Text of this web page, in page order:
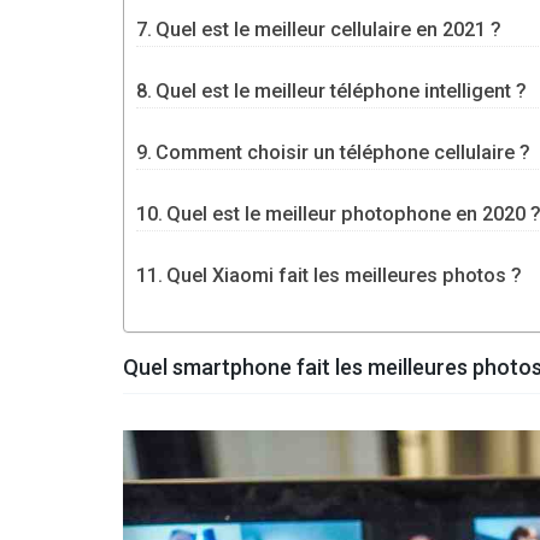
Quel est le meilleur cellulaire en 2021 ?
Quel est le meilleur téléphone intelligent ?
Comment choisir un téléphone cellulaire ?
Quel est le meilleur photophone en 2020
Quel Xiaomi fait les meilleures photos ?
Quel smartphone fait les meilleures